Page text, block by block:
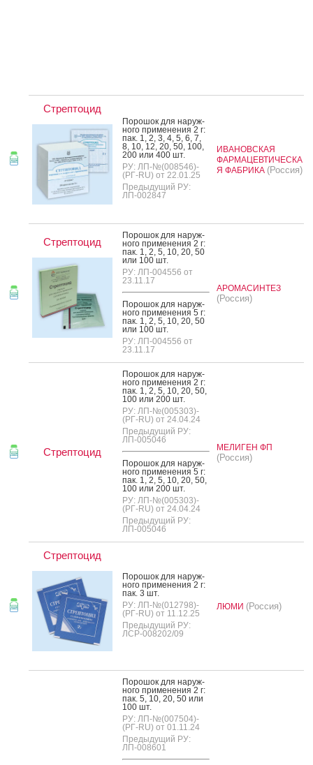
Стрептоцид
По­рошок для на­руж­
но­го при­мене­ния 2 г:
пак. 1, 2, 3, 4, 5, 6, 7,
8, 10, 12, 20, 50, 100,
200 или 400 шт.
РУ: ЛП-№(008546)-
(РГ-RU) от 22.01.25
Предыдущий РУ:
ЛП-002847
ИВАНОВСКАЯ
ФАРМАЦЕВТИЧЕСКА
Я ФАБРИКА (Россия)
Стрептоцид
По­рошок для на­руж­
но­го при­мене­ния 2 г:
пак. 1, 2, 5, 10, 20, 50
или 100 шт.
РУ: ЛП-004556 от
23.11.17
По­рошок для на­руж­
но­го при­мене­ния 5 г:
пак. 1, 2, 5, 10, 20, 50
или 100 шт.
РУ: ЛП-004556 от
23.11.17
АРОМАСИНТЕЗ
(Россия)
Стрептоцид
По­рошок для на­руж­
но­го при­мене­ния 2 г:
пак. 1, 2, 5, 10, 20, 50,
100 или 200 шт.
РУ: ЛП-№(005303)-
(РГ-RU) от 24.04.24
Предыдущий РУ:
ЛП-005046
По­рошок для на­руж­
но­го при­мене­ния 5 г:
пак. 1, 2, 5, 10, 20, 50,
100 или 200 шт.
РУ: ЛП-№(005303)-
(РГ-RU) от 24.04.24
Предыдущий РУ:
ЛП-005046
МЕЛИГЕН ФП
(Россия)
Стрептоцид
По­рошок для на­руж­
но­го при­мене­ния 2 г:
пак. 3 шт.
РУ: ЛП-№(012798)-
(РГ-RU) от 11.12.25
Предыдущий РУ:
ЛСР-008202/09
ЛЮМИ (Россия)
По­рошок для на­руж­
но­го при­мене­ния 2 г:
пак. 5, 10, 20, 50 или
100 шт.
РУ: ЛП-№(007504)-
(РГ-RU) от 01.11.24
Предыдущий РУ:
ЛП-008601